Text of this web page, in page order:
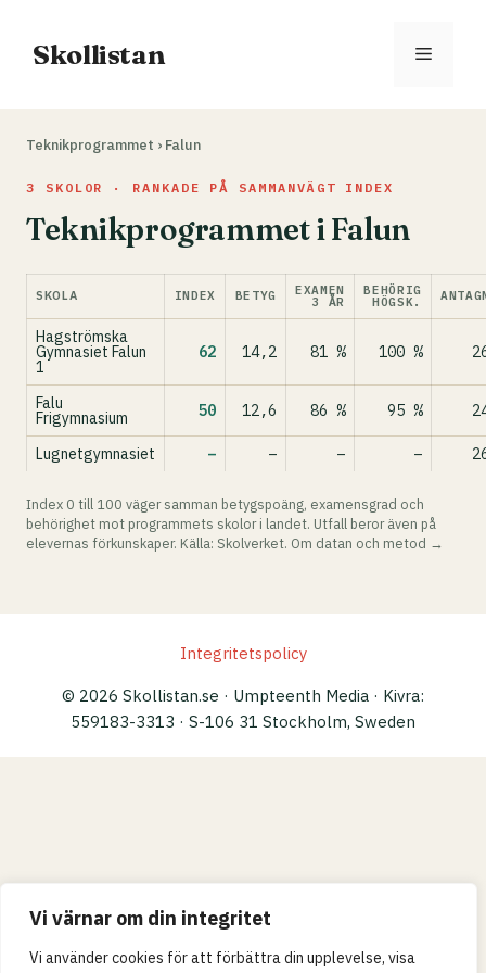
Vi värnar om din integritet
Vi använder cookies för att förbättra din upplevelse, visa
innehåll
Skollistan Meny
Teknikprogrammet › Falun
3 SKOLOR · RANKADE PÅ SAMMANVÄGT INDEX
Teknikprogrammet i Falun
SKOLA INDEX BETYG EXAMEN
3 ÅR
BEHÖRIG
HÖGSK.
Hagströmska
Gymnasiet Falun
1
62 14,2 81 % 100 %
Falu
Frigymnasium 50 12,6 86 % 95 %
Lugnetgymnasiet – – – –
Index 0 till 100 väger samman betygspoäng, examensgrad och
behörighet mot programmets skolor i landet. Utfall beror även på
elevernas förkunskaper. Källa: Skolverket. Om datan och metod →
Integritetspolicy
© 2026 Skollistan.se · Umpteenth Media · Kivra:
559183-3313 · S-106 31 Stockholm, Sweden